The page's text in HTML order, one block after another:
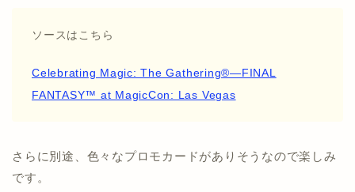
ソースはこちら
Celebrating Magic: The Gathering®—FINAL
FANTASY™ at MagicCon: Las Vegas
さらに別途、色々なプロモカードがありそうなので楽しみ
です。